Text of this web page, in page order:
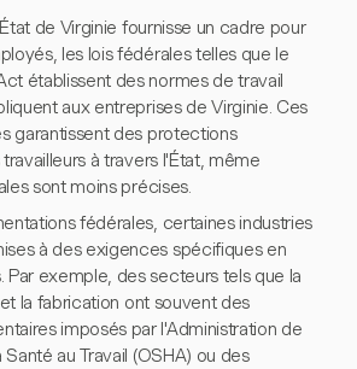
de Virginie fournisse un cadre pour
les lois fédérales telles que le
établissent des normes de travail
aux entreprises de Virginie. Ces
garantissent des protections
à travers l'État, même
sont moins précises.
fédérales, certaines industries
à des exigences spécifiques en
Par exemple, des secteurs tels que la
la fabrication ont souvent des
imposés par l'Administration de
au Travail (OSHA) ou des